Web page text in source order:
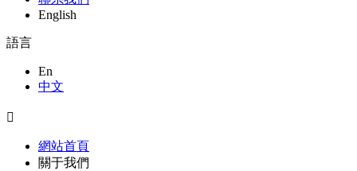
English
語言
En
中文

網站首頁
關于我們